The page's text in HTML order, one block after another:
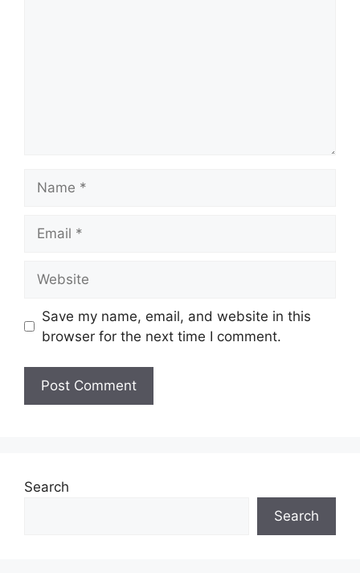
Save my name, email, and website in this
browser for the next time I comment.
Search
Search